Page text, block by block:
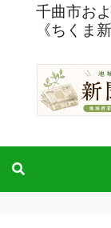
千曲市お
《ちくま